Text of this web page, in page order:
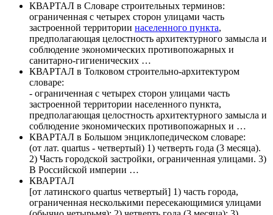
КВАРТАЛ в Словаре строительных терминов:
ограниченная с четырех сторон улицами часть
застроенной территории населенного пункта,
предполагающая целостность архитектурного замысла и
соблюдение экономических противопожарных и
санитарно-гигиенических …
КВАРТАЛ в Толковом строительно-архитектуром
словаре:
- ограниченная с четырех сторон улицами часть
застроенной территории населенного пункта,
предполагающая целостность архитектурного замысла и
соблюдение экономических противопожарных и …
КВАРТАЛ в Большом энциклопедическом словаре:
(от лат. quartus - четвертый) 1) четверть года (3 месяца).
2) Часть городской застройки, ограниченная улицами. 3)
В Российской империи …
КВАРТАЛ
[от латинского quartus четвертый] 1) часть города,
ограниченная несколькими пересекающимися улицами